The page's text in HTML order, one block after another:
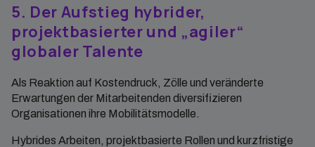
5. Der Aufstieg hybrider,
projektbasierter und „agiler“
globaler Talente
Als Reaktion auf Kostendruck, Zölle und veränderte
Erwartungen der Mitarbeitenden diversifizieren
Organisationen ihre Mobilitätsmodelle.
Hybrides Arbeiten, projektbasierte Rollen und kurzfristige